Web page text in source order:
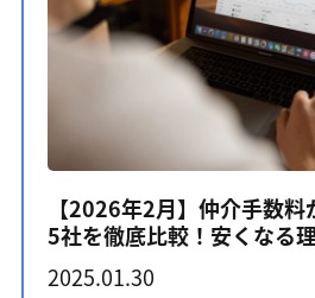
共益費：入居月分 ・火災保険料：年間1万円前後 ・鍵交換費用：1～
2万円程度 これらの費用は、物件によって発生しないこともあり、
特に敷金・礼金は、一方もしくは両方な
件探しの際は、月々の家賃だけでなく、
検討することで、予算に応じた選択が可
常、家賃1か月分必要ですが、不動産会
ます。テレルームでは、仲介手数料無料
るため、初期費用を抑えたい方はお気軽にご
の場合、7～10万円程度が目安です。し
離や時期、荷物量によって大きく変動す
ため、料金が通常より2～3割ほど割高に
【2026年2月】仲介手数
5社を徹底比較！安くなる
法まで
2025.01.30